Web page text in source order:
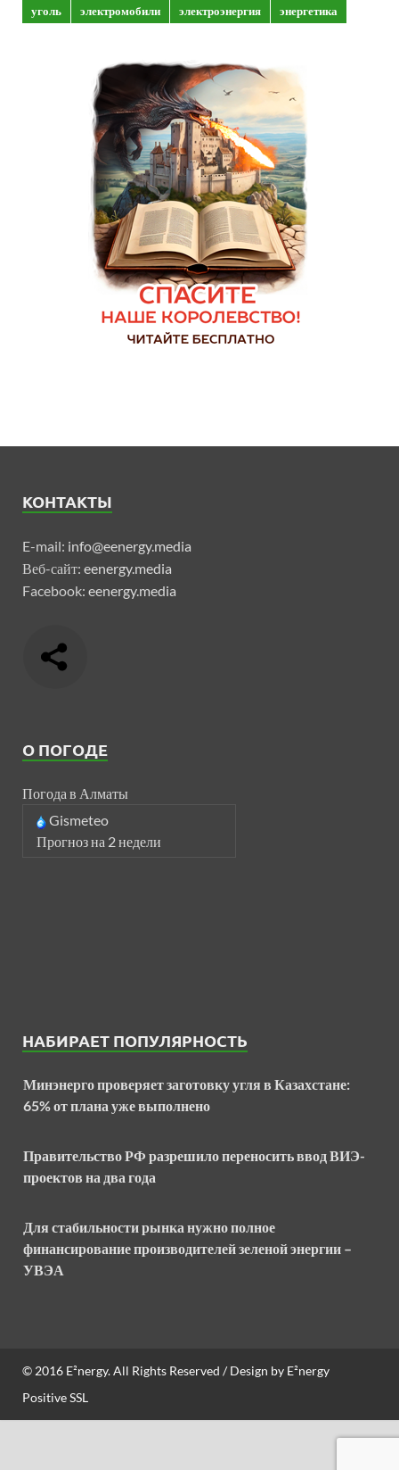
уголь
электромобили электроэнергия энергетика
КОНТАКТЫ
E-mail: info@eenergy.media
Веб-сайт: eenergy.media
Facebook: eenergy.media
О ПОГОДЕ
Погода в Алматы
Gismeteo
Прогноз на 2 недели
НАБИРАЕТ ПОПУЛЯРНОСТЬ
Минэнерго проверяет заготовку угля в Казахстане:
65% от плана уже выполнено
Правительство РФ разрешило переносить ввод ВИЭ-
проектов на два года
Для стабильности рынка нужно полное
финансирование производителей зеленой энергии –
УВЭА
© 2016 E²nergy. All Rights Reserved / Design by E²nergy
Positive SSL